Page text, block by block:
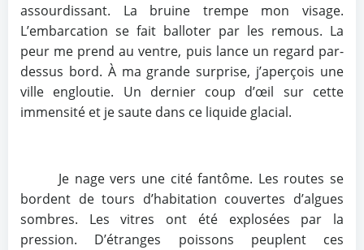
assourdissant. La bruine trempe mon visage.
L’embarcation se fait balloter par les remous. La
peur me prend au ventre, puis lance un regard par-
dessus bord. À ma grande surprise, j’aperçois une
ville engloutie. Un dernier coup d’œil sur cette
immensité et je saute dans ce liquide glacial.
Je nage vers une cité fantôme. Les routes se
bordent de tours d’habitation couvertes d’algues
sombres. Les vitres ont été explosées par la
pression. D’étranges poissons peuplent ces